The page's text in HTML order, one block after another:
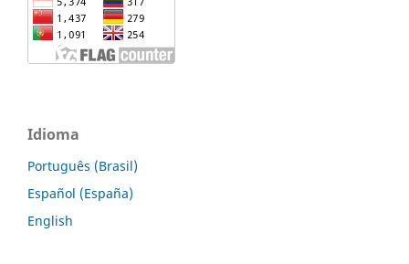
Idioma
Português (Brasil)
Español (España)
English